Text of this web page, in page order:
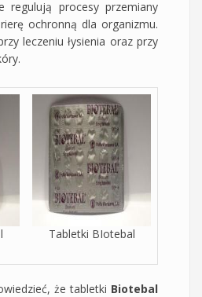
regulują procesy przemiany
ochronną dla organizmu.
leczeniu łysienia oraz przy
Tabletki BIotebal
że tabletki Biotebal